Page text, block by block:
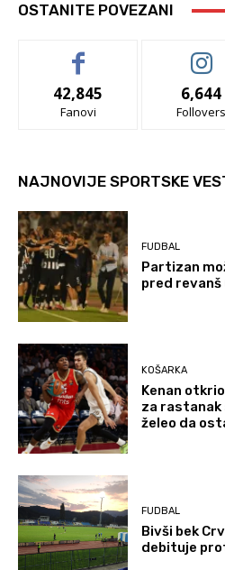
OSTANITE POVEZANI
42,845
Fanovi
6,644
Follovers
NAJNOVIJE SPORTSKE
FUDBAL
Partizan
pred revanš
KOŠARKA
Kenan
za rastanak
želeo da
FUDBAL
Bivši bek
debituje